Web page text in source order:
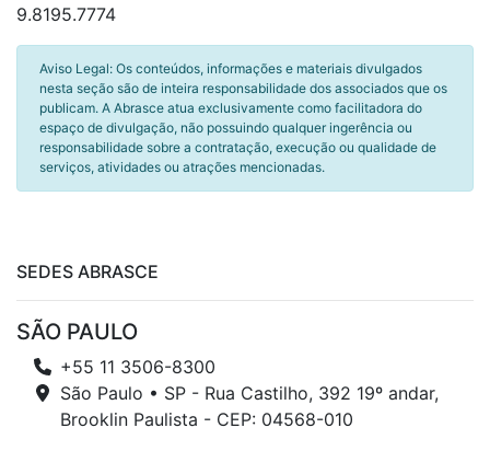
9.8195.7774
Aviso Legal: Os conteúdos, informações e materiais divulgados
nesta seção são de inteira responsabilidade dos associados que os
publicam. A Abrasce atua exclusivamente como facilitadora do
espaço de divulgação, não possuindo qualquer ingerência ou
responsabilidade sobre a contratação, execução ou qualidade de
serviços, atividades ou atrações mencionadas.
SEDES ABRASCE
SÃO PAULO
+55 11 3506-8300
São Paulo • SP - Rua Castilho, 392 19º andar,
Brooklin Paulista - CEP: 04568-010